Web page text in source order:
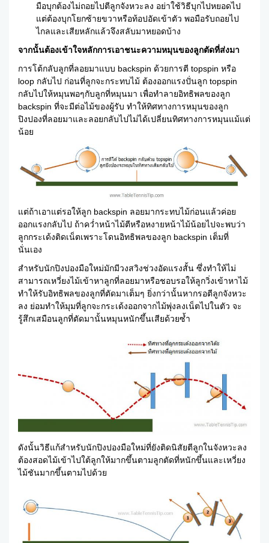
มือบุกต้องไม่ถอยไปตีลูกจังหวะลง อย่าใช้วิธีบุกไปหยอดไป
แต่ต้องบุกโยกซ้ายขวาหรือท้อปอัดเข้าตัว พอมือรับถอยไป
ไกลและเสียหลักแล้วจึงสลับมาหยอดบ้าง
จากนั้นต้องเข้าใจหลักการเอาชนะความหมุนของลูกตัดที่ส่งมา
การโต้กลับลูกที่ลอยมาแบบ backspin ด้วยการตี topspin หรือ
loop กลับไป ก่อนที่ลูกจะกระทบไม้ ต้องออกแรงปั่นลูก topspin
กลับไปให้หมุนพอๆกับลูกที่หมุนมา เพื่อทำลายอิทธิพลของลูก
backspin ที่จะมีต่อไม้ของผู้รับ ทำให้ทิศทางการหมุนของลูก
ปิงปองที่ลอยมาและลอยกลับไปไม่ได้เปลี่ยนทิศทางการหมุนแม้แต่
น้อย
แต่ถ้าเอาแต่รอให้ลูก backspin ลอยมากระทบไม้ก่อนแล้วค่อย
ออกแรงกลับไป ถ้าคว่ำหน้าไม้ตีหรือหงายหน้าไม้น้อยไปจะพบว่า
ลูกกระเด้งติดเน็ตเพราะโดนอิทธิพลของลูก backspin เต็มที่
นั่นเอง
สำหรับนักปิงปองมือใหม่มักมีวงสวิงช่วงอัดแรงสั้น ซึ่งทำให้ไม่
สามารถเหวี่ยงไม้เข้าหาลูกที่ลอยมาหรือชอบรอให้ลูกวิ่งเข้าหาไม้
ทำให้รับอิทธิพลของลูกที่ตัดมาเต็มๆ ยิ่งกว่านั้นหากรอตีลูกจังหวะ
ลง ย่อมทำให้มุมที่ลูกจะกระเด้งออกจากไม้พุ่งลงเน็ตไปในตัว จะ
รู้สึกเสมือนลูกที่ตัดมานั้นหมุนหนักขึ้นเสียด้วยซ้ำ
ดังนั้นวิธีแก้สำหรับนักปิงปองมือใหม่ที่ยังติดนิสัยตีลูกในจังหวะลง
ต้องสอดไม้เข้าไปใต้ลูกให้มากขึ้นตามลูกตัดที่หนักขึ้นและเหวี่ยง
ไม้ชันมากขึ้นตามไปด้วย